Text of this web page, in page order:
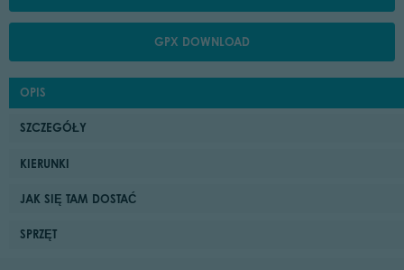
GPX DOWNLOAD
OPIS
SZCZEGÓŁY
KIERUNKI
JAK SIĘ TAM DOSTAĆ
SPRZĘT